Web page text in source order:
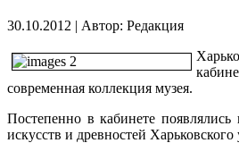
30.10.2012 | Автор: Редакция
современная коллекция музея.
Постепенно в кабинете
искусств и древностей Харьковского